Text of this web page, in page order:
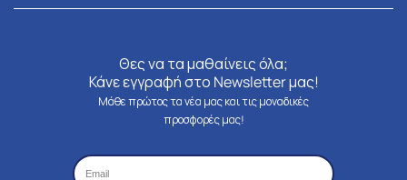
Θες να τα μαθαίνεις όλα;
Κάνε εγγραφή στο Newsletter μας!
Μάθε πρώτος τα νέα μας και τις μοναδικές
προσφορές μας!